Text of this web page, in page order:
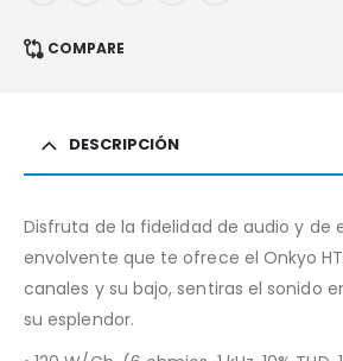
COMPARE
DESCRIPCIÓN
Disfruta de la fidelidad de audio y de
envolvente que te ofrece el Onkyo
canales y su bajo, sentiras el sonido
su esplendor.